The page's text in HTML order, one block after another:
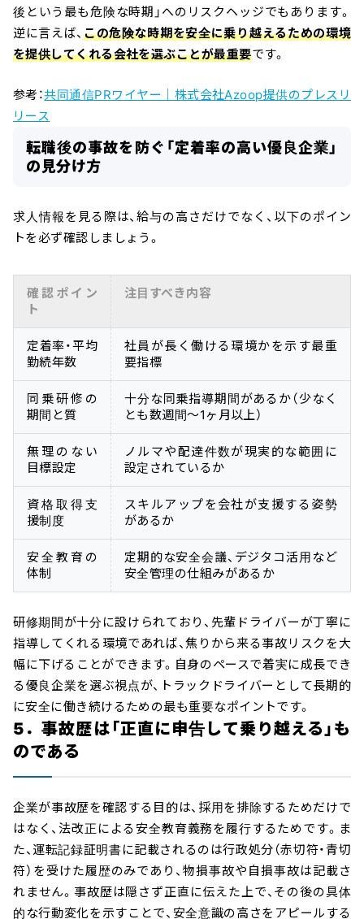
後という最も危険な時期」へのリスクヘッジでもあります。
逆に言えば、この危険な時期を安全に乗り越えるための環境
を提供してくれる会社を選ぶことが最重要です。
参考：共同通信PRワイヤー｜株式会社Azoop提供のプレスリ
リース
転職後の事故を防ぐ「定着率の高い優良企業」
の見分け方
求人情報を見る際は、給与の高さだけでなく、以下のポイン
トを必ず確認しましょう。
確認ポイン
ト
注目すべき内容
定着率・平均
勤続年数
社員が長く働ける環境かを示す最重
要指標
同乗研修の
期間と質
十分な同乗指導期間があるか（少なく
とも数週間〜1ヶ月以上）
無理のない
目標設定
ノルマや配達件数が現実的な範囲に
設定されているか
資格取得支
援制度
スキルアップを会社が支援する姿勢
があるか
安全教育の
体制
定期的な安全会議、デジタコ活用など
安全管理の仕組みがあるか
研修期間が十分に設けられており、先輩ドライバーが丁寧に
指導してくれる環境であれば、焦りから来る事故リスクを大
幅に下げることができます。自身のペースで着実に成長でき
る優良企業を選ぶ視点が、トラックドライバーとして長期的
に安全に働き続けるための最も重要なポイントです。
5．事故歴は「正直に申告して乗り越える」も
のである
企業が事故歴を確認する目的は、採用を排除するためだけで
はなく、法改正による安全教育義務を履行するためです。ま
た、運転記録証明書に記載されるのは行政処分（赤切符・青切
符）を受けた履歴のみであり、物損事故や自損事故は記載さ
れません。事故歴は隠さず正直に伝えた上で、その後の具体
的な行動変化を示すことで、安全意識の高さをアピールする